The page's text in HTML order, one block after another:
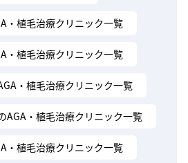
・植毛治療クリニック一覧
・植毛治療クリニック一覧
・植毛治療クリニック一覧
AGA・植毛治療クリニック一覧
・植毛治療クリニック一覧